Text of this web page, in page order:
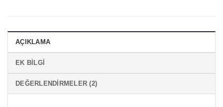
AÇIKLAMA
EK BILGI
DEĞERLENDIRMELER (2)